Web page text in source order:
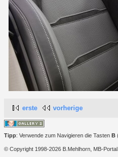
erste vorherige
Tipp: Verwende zum Navigieren die Tasten B
© Copyright 1998-2026 B.Mehlhorn, MB-